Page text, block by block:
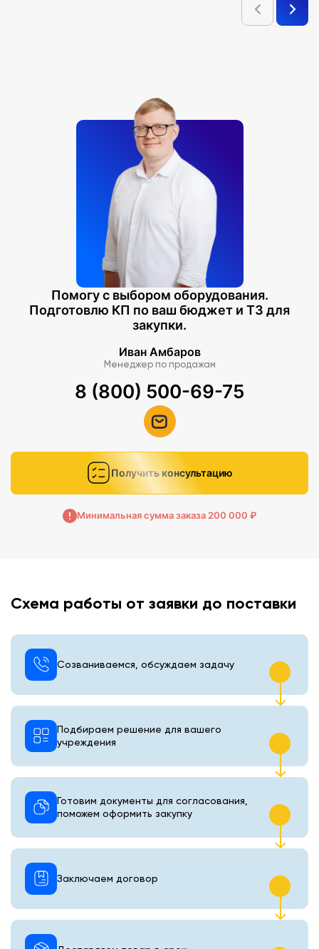
Помогу с выбором оборудования.
Подготовлю КП по ваш бюджет и ТЗ для
закупки.
Иван Амбаров
Менеджер по продажам
8 (800) 500-69-75
Получить консультацию
Минимальная сумма заказа 200 000 ₽
Схема работы от заявки до поставки
Созваниваемся, обсуждаем задачу
Подбираем решение для вашего
учреждения
Готовим документы для согласования,
поможем оформить закупку
Заключаем договор